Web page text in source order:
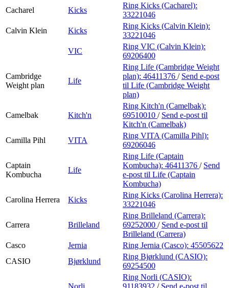
Cacharel
Kicks
Ring Kicks (Cacharel):
33221046
Calvin Klein
Kicks
Ring Kicks (Calvin Klein):
33221046
VIC
Ring VIC (Calvin Klein):
69206400
Cambridge
Weight plan
Life
Ring Life (Cambridge Weight
plan): 46411376 / Send e-post
til Life (Cambridge Weight
plan)
Camelbak Kitch'n
Ring Kitch'n (Camelbak):
69510010 / Send e-post til
Kitch'n (Camelbak)
Camilla Pihl
VITA
Ring VITA (Camilla Pihl):
69206046
Captain
Kombucha
Life
Ring Life (Captain
Kombucha): 46411376 / Send
e-post til Life (Captain
Kombucha)
Carolina Herrera
Kicks
Ring Kicks (Carolina Herrera):
33221046
Carrera Brilleland
Ring Brilleland (Carrera):
69252000 / Send e-post til
Brilleland (Carrera)
Casco
Jernia Ring Jernia (Casco): 45505622
CASIO
Bjørklund
Ring Bjørklund (CASIO):
69254500
Norli
Ring Norli (CASIO):
91183932 / Send e-post til